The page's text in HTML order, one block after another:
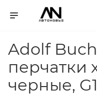
Adolf
перчатки
черные,